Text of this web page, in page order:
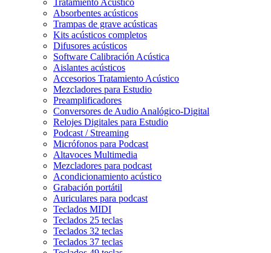
Tratamiento Acústico
Absorbentes acústicos
Trampas de grave acústicas
Kits acústicos completos
Difusores acústicos
Software Calibración Acústica
Aislantes acústicos
Accesorios Tratamiento Acústico
Mezcladores para Estudio
Preamplificadores
Conversores de Audio Analógico-Digital
Relojes Digitales para Estudio
Podcast / Streaming
Micrófonos para Podcast
Altavoces Multimedia
Mezcladores para podcast
Acondicionamiento acústico
Grabación portátil
Auriculares para podcast
Teclados MIDI
Teclados 25 teclas
Teclados 32 teclas
Teclados 37 teclas